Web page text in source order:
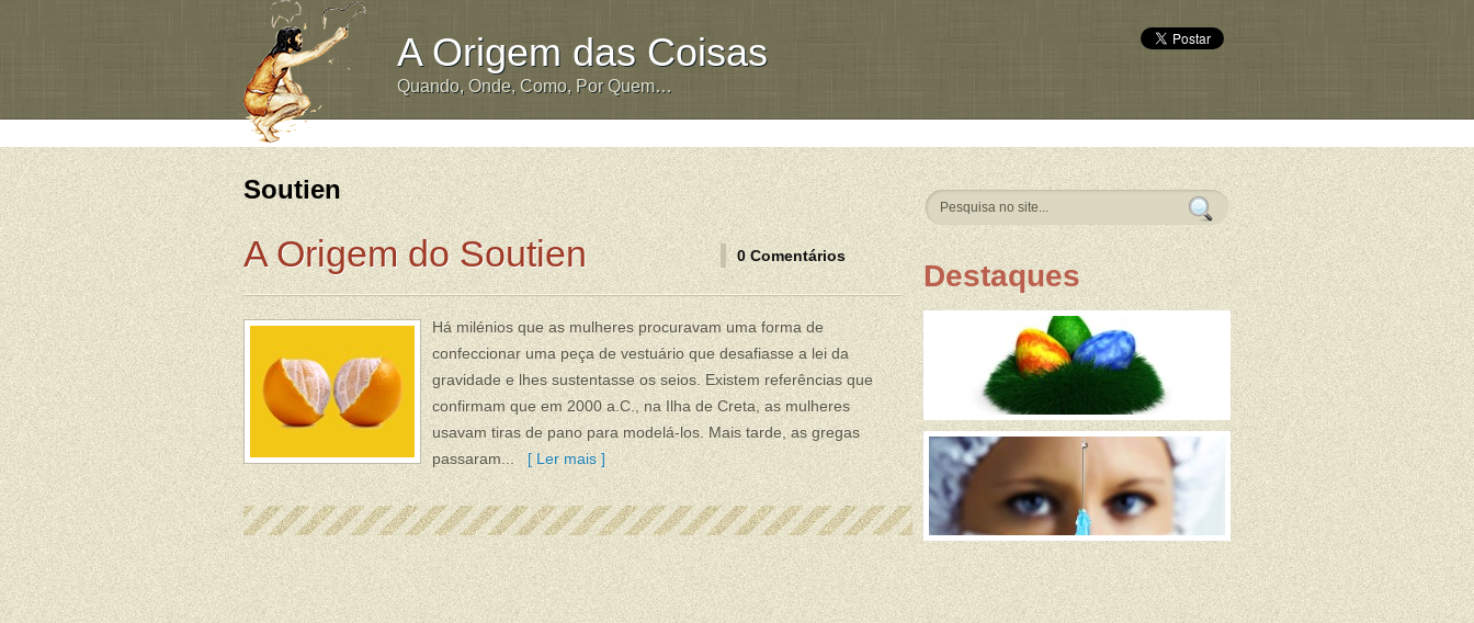
A Origem das Coisas
Quando, Onde, Como, Por Quem…
Soutien
A Origem do Soutien 0 Comentários
Há milénios que as mulheres procuravam uma forma de
confeccionar uma peça de vestuário que desafiasse a lei da
gravidade e lhes sustentasse os seios. Existem referências que
confirmam que em 2000 a.C., na Ilha de Creta, as mulheres
usavam tiras de pano para modelá-los. Mais tarde, as gregas
passaram... [ Ler mais ]
Destaques